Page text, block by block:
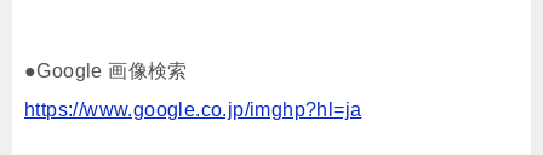
●Google 画像検索
https://www.google.co.jp/imghp?hl=ja